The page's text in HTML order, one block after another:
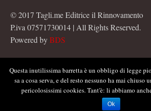
© 2017 Tagli.me Editrice il Rinnovamento
P.iva 07571730014 | All Rights Reserved.
Powered byBDS
Questa inutilissima barretta è un obbligo di legge
sa a cosa serva, e del resto nessuno ha mai chiuso
pericolosissimi cookies. Tant'è: li abbiamo
Ok